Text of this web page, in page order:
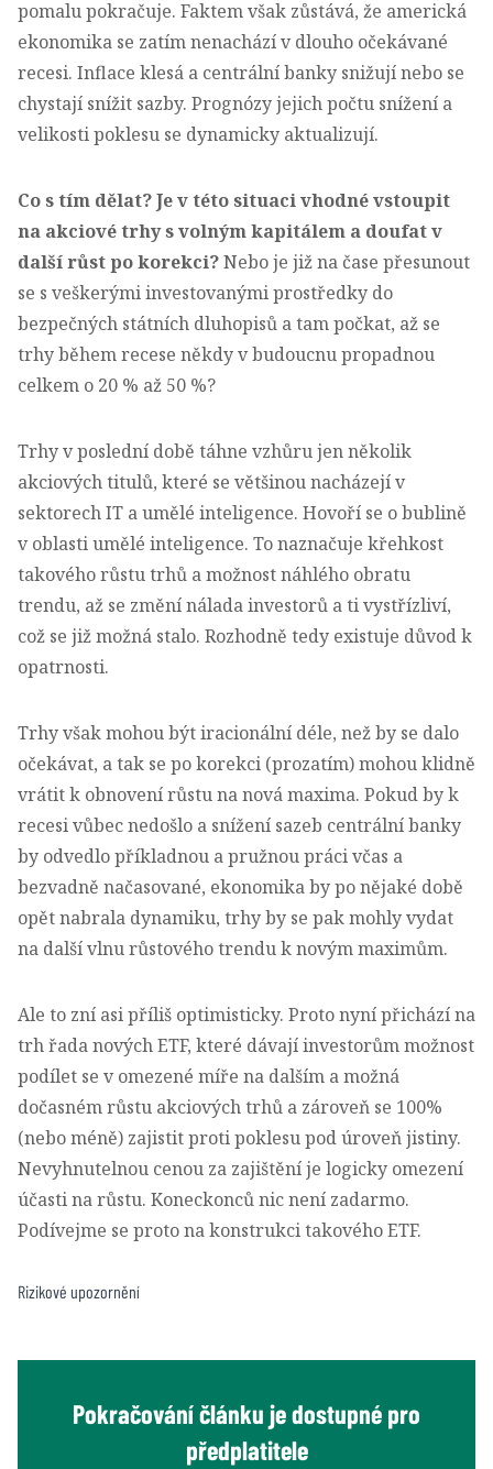
pomalu pokračuje. Faktem však zůstává, že americká
ekonomika se zatím nenachází v dlouho očekávané
recesi. Inflace klesá a centrální banky snižují nebo se
chystají snížit sazby. Prognózy jejich počtu snížení a
velikosti poklesu se dynamicky aktualizují.
Co s tím dělat? Je v této situaci vhodné vstoupit
na akciové trhy s volným kapitálem a doufat v
další růst po korekci?Nebo je již na čase přesunout
se s veškerými investovanými prostředky do
bezpečných státních dluhopisů a tam počkat, až se
trhy během recese někdy v budoucnu propadnou
celkem o 20 % až 50 %?
Trhy v poslední době táhne vzhůru jen několik
akciových titulů, které se většinou nacházejí v
sektorech IT a umělé inteligence. Hovoří se o bublině
v oblasti umělé inteligence. To naznačuje křehkost
takového růstu trhů a možnost náhlého obratu
trendu, až se změní nálada investorů a ti vystřízliví,
což se již možná stalo. Rozhodně tedy existuje důvod k
opatrnosti.
Trhy však mohou být iracionální déle, než by se dalo
očekávat, a tak se po korekci (prozatím) mohou klidně
vrátit k obnovení růstu na nová maxima. Pokud by k
recesi vůbec nedošlo a snížení sazeb centrální banky
by odvedlo příkladnou a pružnou práci včas a
bezvadně načasované, ekonomika by po nějaké době
opět nabrala dynamiku, trhy by se pak mohly vydat
na další vlnu růstového trendu k novým maximům.
Ale to zní asi příliš optimisticky. Proto nyní přichází na
trh řada nových ETF, které dávají investorům možnost
podílet se v omezené míře na dalším a možná
dočasném růstu akciových trhů a zároveň se 100%
(nebo méně) zajistit proti poklesu pod úroveň jistiny.
Nevyhnutelnou cenou za zajištění je logicky omezení
účasti na růstu. Koneckonců nic není zadarmo.
Podívejme se proto na konstrukci takového ETF.
Rizikové upozornění
Pokračování článku je dostupné pro
předplatitele